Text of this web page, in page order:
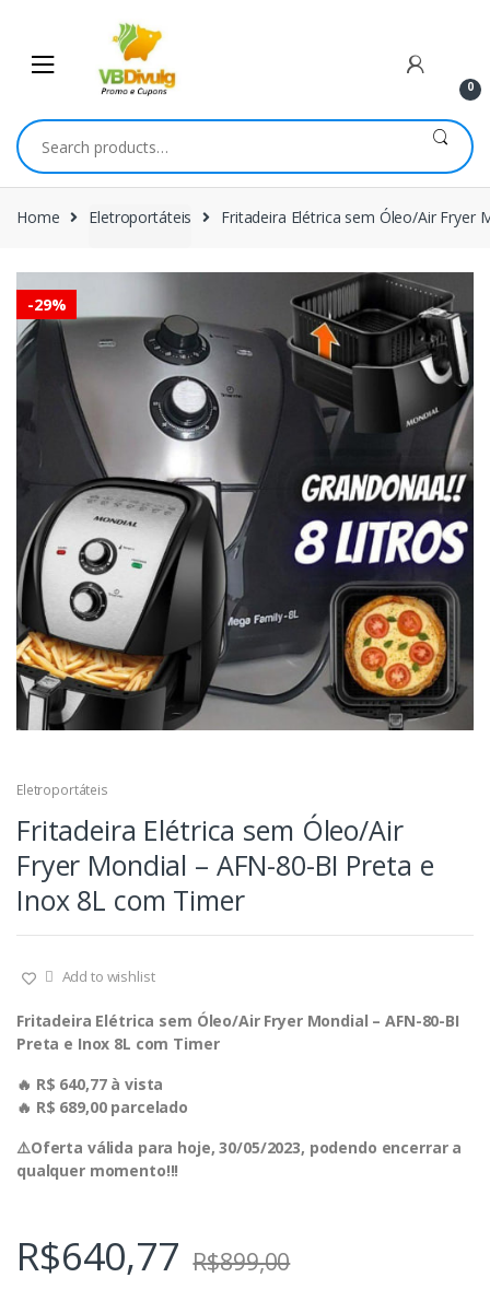
navigation
content
0
Search
for:
Home Eletroportáteis Fritadeira Elétrica sem Óleo/Air Fryer
-29%
Eletroportáteis
Fritadeira Elétrica sem Óleo/Air
Fryer Mondial – AFN-80-BI Preta e
Inox 8L com Timer
Add to wishlist
Fritadeira Elétrica sem Óleo/Air Fryer Mondial – AFN-80-BI
Preta e Inox 8L com Timer
🔥 R$ 640,77 à vista
🔥 R$ 689,00 parcelado
⚠️Oferta válida para hoje, 30/05/2023, podendo encerrar a
qualquer momento!!!
R$640,77 R$899,00